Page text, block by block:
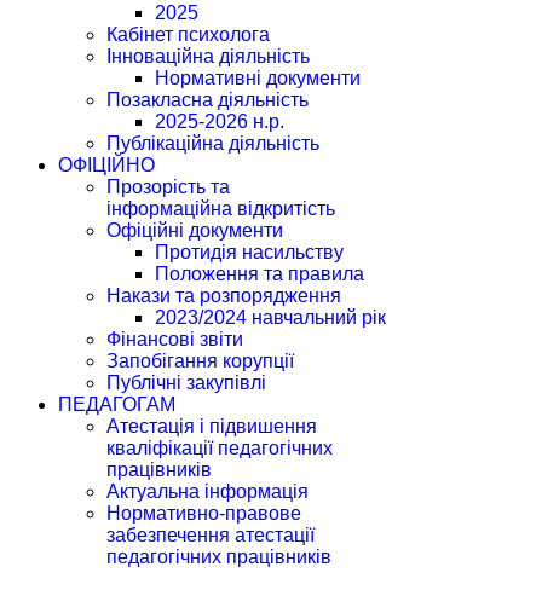
2025
Кабінет психолога
Інноваційна діяльність
Нормативні документи
Позакласна діяльність
2025-2026 н.р.
Публікаційна діяльність
ОФІЦІЙНО
Прозорість та
інформаційна відкритість
Офіційні документи
Протидія насильству
Положення та правила
Накази та розпорядження
2023/2024 навчальний рік
Фінансові звіти
Запобігання корупції
Публічні закупівлі
ПЕДАГОГАМ
Атестація і підвишення
кваліфікації педагогічних
працівників
Актуальна інформація
Нормативно-правове
забезпечення атестації
педагогічних працівників